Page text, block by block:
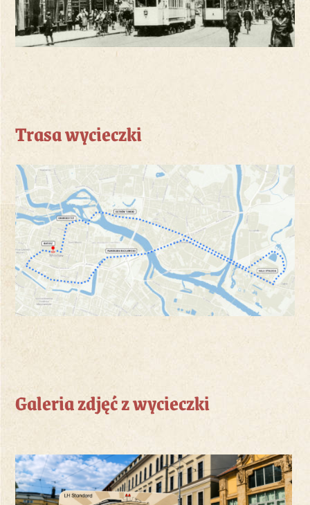
Trasa wycieczki
Galeria zdjęć z wycieczki